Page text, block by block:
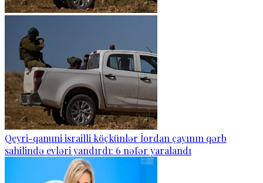
Qeyri-qanuni israilli köçkünlər İordan çayının qərb
sahilində evləri yandırdı: 6 nəfər yaralandı